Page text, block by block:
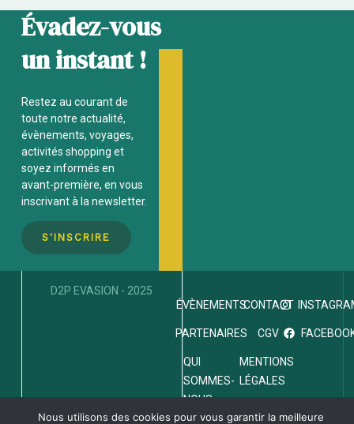
Évadez-vous
un instant !
Restez au courant de
toute notre actualité,
évènements, voyages,
activités shopping et
soyez informés en
avant-première, en vous
inscrivant à la newsletter.
S'INSCRIRE
D2P EVASION - 2025
CONTACT
CGV
MENTIONS
LÉGALES
ÉVÈNEMENTS
PARTENAIRES
QUI
SOMMES-
NOUS
Nous utilisons des cookies pour vous garantir la meilleure